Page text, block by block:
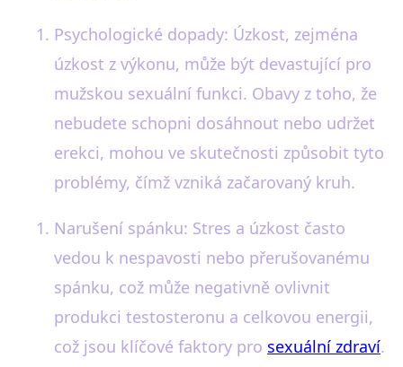
Psychologické dopady: Úzkost, zejména
úzkost z výkonu, může být devastující pro
mužskou sexuální funkci. Obavy z toho, že
nebudete schopni dosáhnout nebo udržet
erekci, mohou ve skutečnosti způsobit tyto
problémy, čímž vzniká začarovaný kruh.
Narušení spánku: Stres a úzkost často
vedou k nespavosti nebo přerušovanému
spánku, což může negativně ovlivnit
produkci testosteronu a celkovou energii,
což jsou klíčové faktory pro sexuální zdraví.